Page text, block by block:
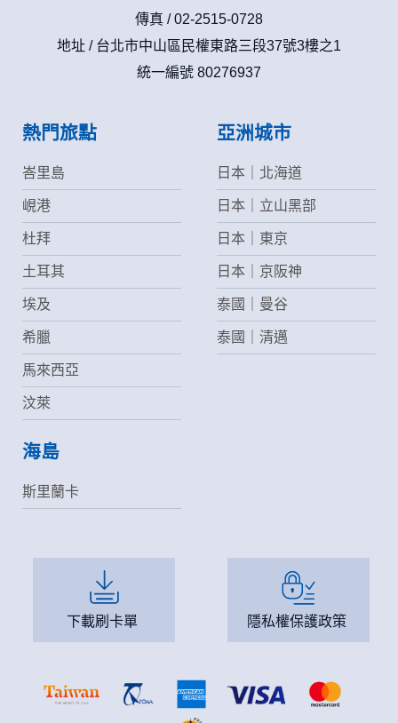
傳真 / 02-2515-0728
地址 / 台北市中山區民權東路三段37號3樓之1
統一編號 80276937
熱門旅點
峇里島
峴港
杜拜
土耳其
埃及
希臘
馬來西亞
汶萊
亞洲城市
日本｜北海道
日本｜立山黑部
日本｜東京
日本｜京阪神
泰國｜曼谷
泰國｜清邁
海島
斯里蘭卡
下載刷卡單 隱私權保護政策